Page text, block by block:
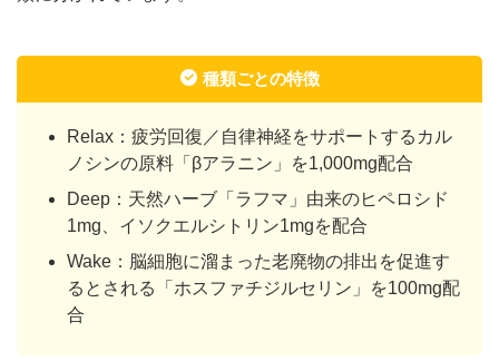
種類ごとの特徴
Relax：疲労回復／自律神経をサポートするカル
ノシンの原料「βアラニン」を1,000mg配合
Deep：天然ハーブ「ラフマ」由来のヒペロシド
1mg、イソクエルシトリン1mgを配合
Wake：脳細胞に溜まった老廃物の排出を促進す
るとされる「ホスファチジルセリン」を100mg配
合